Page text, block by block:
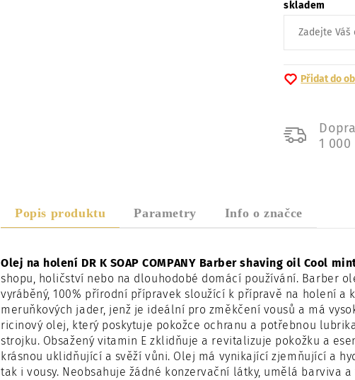
skladem
Přidat do
1 000
Popis produktu Parametry Info o značce
Olej na holení DR K SOAP COMPANY Barber shaving oil Cool
shopu, holičství nebo na dlouhodobé domácí používání. Barber
vyráběný, 100% přírodní přípravek sloužící k přípravě na holení a
meruňkových jader, jenž je ideální pro změkčení vousů a má
ricinový olej, který poskytuje pokožce ochranu a potřebnou
strojku. Obsažený vitamin E zklidňuje a revitalizuje pokožku a
krásnou uklidňující a svěží vůni. Olej má vynikající zjemňující a
tak i vousy. Neobsahuje žádné konzervační látky, umělá barviva a